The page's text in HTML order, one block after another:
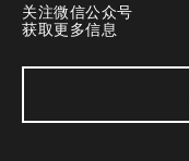
关注微信公众号
获取更多信息